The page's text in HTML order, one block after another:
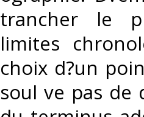
trancher le
limites
choix d?un
soul ve pas de